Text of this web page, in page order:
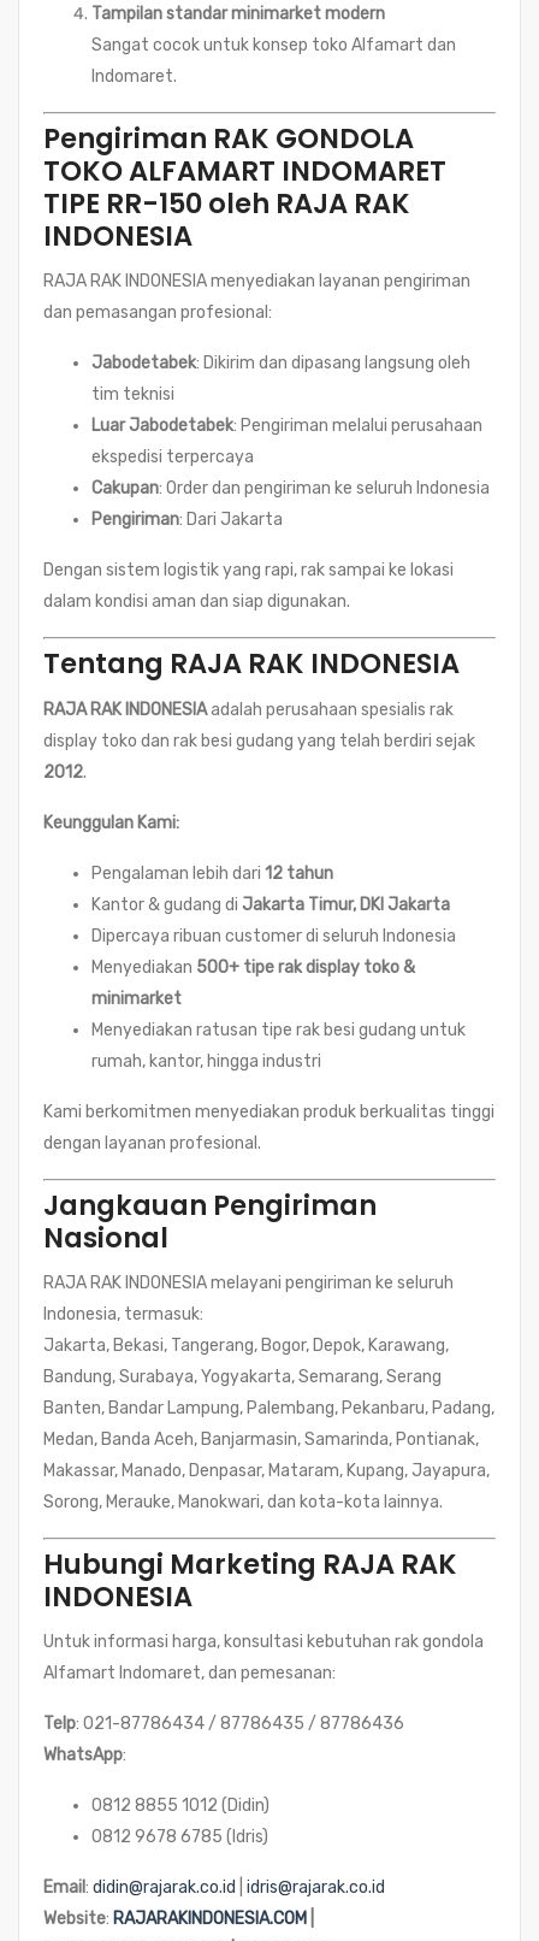
Tampilan standar minimarket modern
Sangat cocok untuk konsep toko Alfamart dan
Indomaret.
Pengiriman RAK GONDOLA
TOKO ALFAMART INDOMARET
TIPE RR-150 oleh RAJA RAK
INDONESIA
RAJA RAK INDONESIA menyediakan layanan pengiriman
dan pemasangan profesional:
Jabodetabek: Dikirim dan dipasang langsung oleh
tim teknisi
Luar Jabodetabek: Pengiriman melalui perusahaan
ekspedisi terpercaya
Cakupan: Order dan pengiriman ke seluruh Indonesia
Pengiriman: Dari Jakarta
Dengan sistem logistik yang rapi, rak sampai ke lokasi
dalam kondisi aman dan siap digunakan.
Tentang RAJA RAK INDONESIA
RAJA RAK INDONESIAadalah perusahaan spesialis rak
display toko dan rak besi gudang yang telah berdiri sejak
2012.
Keunggulan Kami:
Pengalaman lebih dari 12 tahun
Kantor & gudang di Jakarta Timur, DKI Jakarta
Dipercaya ribuan customer di seluruh Indonesia
Menyediakan 500+ tipe rak display toko &
minimarket
Menyediakan ratusan tipe rak besi gudang untuk
rumah, kantor, hingga industri
Kami berkomitmen menyediakan produk berkualitas tinggi
dengan layanan profesional.
Jangkauan Pengiriman
Nasional
RAJA RAK INDONESIA melayani pengiriman ke seluruh
Indonesia, termasuk:
Jakarta, Bekasi, Tangerang, Bogor, Depok, Karawang,
Bandung, Surabaya, Yogyakarta, Semarang, Serang
Banten, Bandar Lampung, Palembang, Pekanbaru, Padang,
Medan, Banda Aceh, Banjarmasin, Samarinda, Pontianak,
Makassar, Manado, Denpasar, Mataram, Kupang, Jayapura,
Sorong, Merauke, Manokwari, dan kota-kota lainnya.
Hubungi Marketing RAJA RAK
INDONESIA
Untuk informasi harga, konsultasi kebutuhan rak gondola
Alfamart Indomaret, dan pemesanan:
Telp: 021-87786434 / 87786435 / 87786436
WhatsApp:
0812 8855 1012 (Didin)
0812 9678 6785 (Idris)
Email: didin@rajarak.co.id
idris@rajarak.co.id
Website: RAJARAKINDONESIA.COM